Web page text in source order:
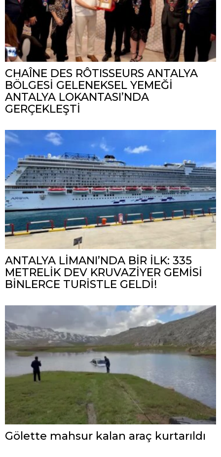
CHAÎNE DES RÔTISSEURS ANTALYA
BÖLGESİ GELENEKSEL YEMEĞİ
ANTALYA LOKANTASI’NDA
GERÇEKLEŞTİ
ANTALYA LİMANI’NDA BİR İLK: 335
METRELİK DEV KRUVAZİYER GEMİSİ
BİNLERCE TURİSTLE GELDİ!
Gölette mahsur kalan araç kurtarıldı